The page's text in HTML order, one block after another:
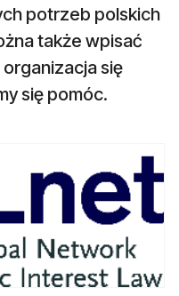
potrzeb polskich
także wpisać
się
się pomóc.